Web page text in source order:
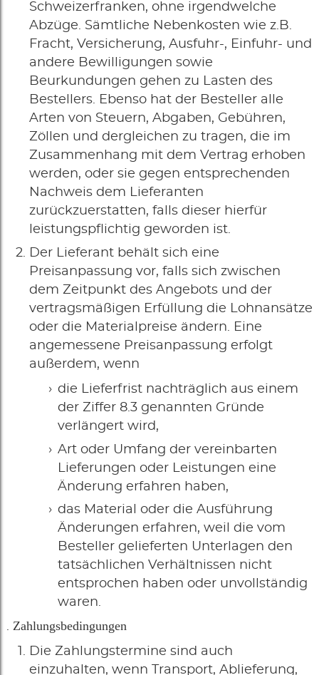
Schweizerfranken, ohne irgendwelche
Abzüge. Sämtliche Nebenkosten wie z.B.
Fracht, Versicherung, Ausfuhr-, Einfuhr- und
andere Bewilligungen sowie
Beurkundungen gehen zu Lasten des
Bestellers. Ebenso hat der Besteller alle
Arten von Steuern, Abgaben, Gebühren,
Zöllen und dergleichen zu tragen, die im
Zusammenhang mit dem Vertrag erhoben
werden, oder sie gegen entsprechenden
Nachweis dem Lieferanten
zurückzuerstatten, falls dieser hierfür
leistungspflichtig geworden ist.
Der Lieferant behält sich eine
Preisanpassung vor, falls sich zwischen
dem Zeitpunkt des Angebots und der
vertragsmäßigen Erfüllung die Lohnansätze
oder die Materialpreise ändern. Eine
angemessene Preisanpassung erfolgt
außerdem, wenn
die Lieferfrist nachträglich aus einem
der Ziffer 8.3 genannten Gründe
verlängert wird,
Art oder Umfang der vereinbarten
Lieferungen oder Leistungen eine
Änderung erfahren haben,
das Material oder die Ausführung
Änderungen erfahren, weil die vom
Besteller gelieferten Unterlagen den
tatsächlichen Verhältnissen nicht
entsprochen haben oder unvollständig
waren.
Zahlungsbedingungen
Die Zahlungstermine sind auch
einzuhalten, wenn Transport, Ablieferung,